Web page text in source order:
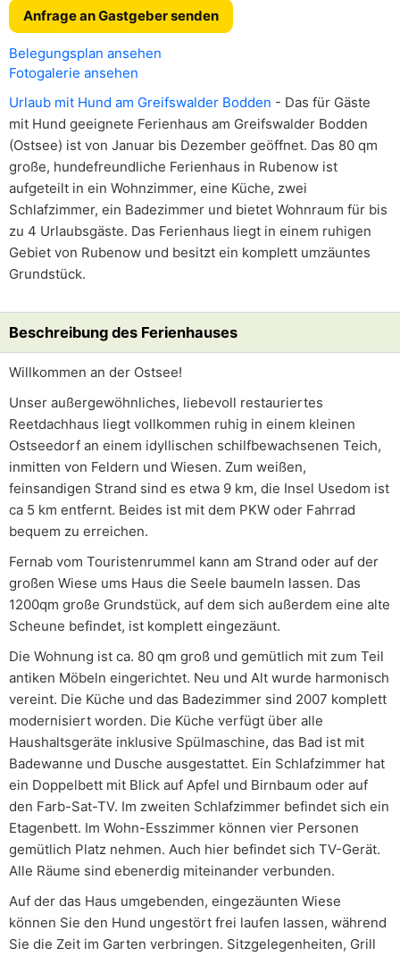
Anfrage an Gastgeber senden
Belegungsplan ansehen
Fotogalerie ansehen
Urlaub mit Hund am Greifswalder Bodden - Das für Gäste
mit Hund geeignete Ferienhaus am Greifswalder Bodden
(Ostsee) ist von Januar bis Dezember geöffnet. Das 80 qm
große, hundefreundliche Ferienhaus in Rubenow ist
aufgeteilt in ein Wohnzimmer, eine Küche, zwei
Schlafzimmer, ein Badezimmer und bietet Wohnraum für bis
zu 4 Urlaubsgäste. Das Ferienhaus liegt in einem ruhigen
Gebiet von Rubenow und besitzt ein komplett umzäuntes
Grundstück.
Beschreibung des Ferienhauses
Willkommen an der Ostsee!
Unser außergewöhnliches, liebevoll restauriertes
Reetdachhaus liegt vollkommen ruhig in einem kleinen
Ostseedorf an einem idyllischen schilfbewachsenen Teich,
inmitten von Feldern und Wiesen. Zum weißen,
feinsandigen Strand sind es etwa 9 km, die Insel Usedom ist
ca 5 km entfernt. Beides ist mit dem PKW oder Fahrrad
bequem zu erreichen.
Fernab vom Touristenrummel kann am Strand oder auf der
großen Wiese ums Haus die Seele baumeln lassen. Das
1200qm große Grundstück, auf dem sich außerdem eine alte
Scheune befindet, ist komplett eingezäunt.
Die Wohnung ist ca. 80 qm groß und gemütlich mit zum Teil
antiken Möbeln eingerichtet. Neu und Alt wurde harmonisch
vereint. Die Küche und das Badezimmer sind 2007 komplett
modernisiert worden. Die Küche verfügt über alle
Haushaltsgeräte inklusive Spülmaschine, das Bad ist mit
Badewanne und Dusche ausgestattet. Ein Schlafzimmer hat
ein Doppelbett mit Blick auf Apfel und Birnbaum oder auf
den Farb-Sat-TV. Im zweiten Schlafzimmer befindet sich ein
Etagenbett. Im Wohn-Esszimmer können vier Personen
gemütlich Platz nehmen. Auch hier befindet sich TV-Gerät.
Alle Räume sind ebenerdig miteinander verbunden.
Auf der das Haus umgebenden, eingezäunten Wiese
können Sie den Hund ungestört frei laufen lassen, während
Sie die Zeit im Garten verbringen. Sitzgelegenheiten, Grill